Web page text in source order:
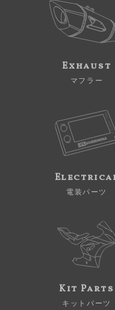
Exhaust
マフラー
電装パーツ
Kit Parts
キットパーツ